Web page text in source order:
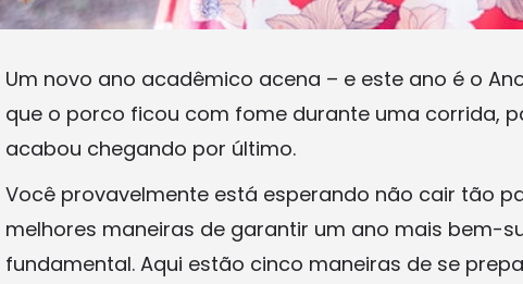
Um novo ano acadêmico acena – e este ano é o
que o porco ficou com fome durante uma corrida,
acabou chegando por último.
Você provavelmente está esperando não cair tão
melhores maneiras de garantir um ano mais bem-
fundamental. Aqui estão cinco maneiras de se